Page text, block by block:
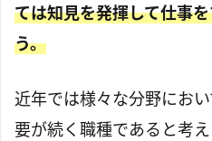
ては知見を発揮して仕事
う。
近年では様々な分野にお
要が続く職種であると考え